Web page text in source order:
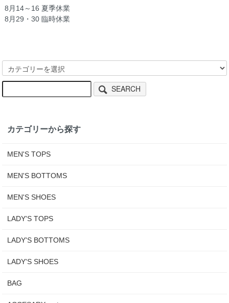
8月14～16 夏季休業
8月29・30 臨時休業
SEARCH
カテゴリーから探す
MEN'S TOPS
MEN'S BOTTOMS
MEN'S SHOES
LADY'S TOPS
LADY'S BOTTOMS
LADY'S SHOES
BAG